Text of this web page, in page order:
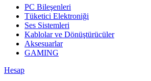
PC Bileşenleri
Tüketici Elektroniği
Ses Sistemleri
Kablolar ve Dönüştürücüler
Aksesuarlar
GAMING
Hesap